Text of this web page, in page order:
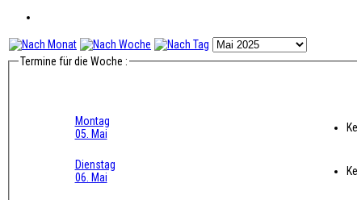
Termine für die Woche :
Montag
05. Mai
Dienstag
06. Mai